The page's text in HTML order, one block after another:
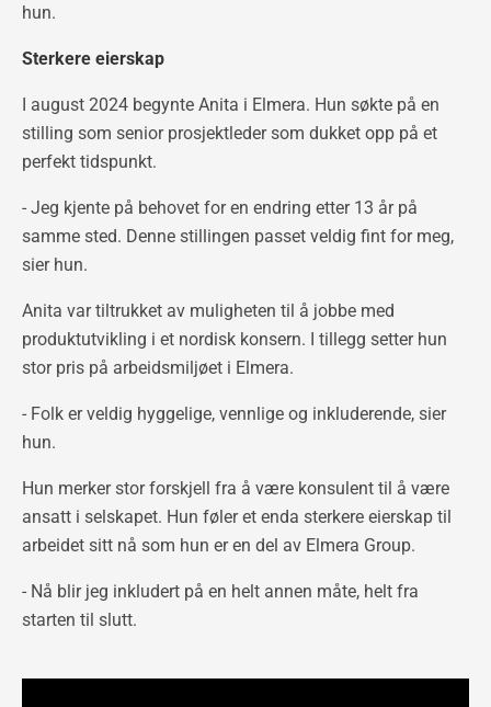
hun.
Sterkere eierskap
I august 2024 begynte Anita i Elmera. Hun søkte på en
stilling som senior prosjektleder som dukket opp på et
perfekt tidspunkt.
- Jeg kjente på behovet for en endring etter 13 år på
samme sted. Denne stillingen passet veldig fint for meg,
sier hun.
Anita var tiltrukket av muligheten til å jobbe med
produktutvikling i et nordisk konsern. I tillegg setter hun
stor pris på arbeidsmiljøet i Elmera.
- Folk er veldig hyggelige, vennlige og inkluderende, sier
hun.
Hun merker stor forskjell fra å være konsulent til å være
ansatt i selskapet. Hun føler et enda sterkere eierskap til
arbeidet sitt nå som hun er en del av Elmera Group.
- Nå blir jeg inkludert på en helt annen måte, helt fra
starten til slutt.